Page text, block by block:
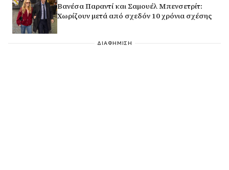
Βανέσα Παραντί και Σαμουέλ Μπενσετρίτ:
Χωρίζουν μετά από σχεδόν 10 χρόνια σχέσης
ΔΙΑΦΗΜΙΣΗ